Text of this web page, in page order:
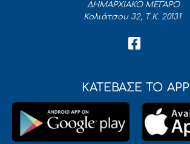
ΔΗΜΑΡΧΙΑΚΟ ΜΕΓΑΡΟ
Κολιάτσου 32, Τ.Κ. 20131
ΚΑΤΕΒΑΣΕ ΤΟ APP